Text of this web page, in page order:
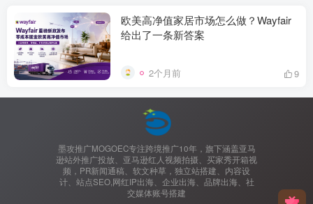
欧美高净值家居市场怎么做？Wayfair
给出了一条新答案
2个月前 9
墨攻推广MOGOEC专注跨境推广10年，旗下涵盖亚马
逊站外推广投放、亚马逊红人视频拍摄、买家秀开箱视
频，PR新闻通稿、软文种草，独立站搭建、内容设
计、站点SEO,网红IP出海、企业出海、品牌出海、社
交媒体账号搭建